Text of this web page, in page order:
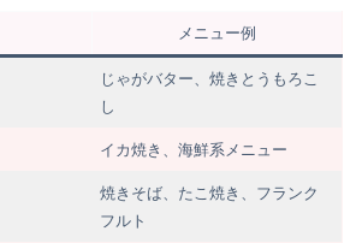
メニュー例
じゃがバター、焼きとうもろこ
し
イカ焼き、海鮮系メニュー
焼きそば、たこ焼き、フランク
フルト